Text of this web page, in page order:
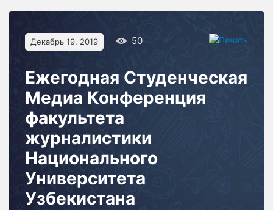
Декабрь 19, 2019 50
Ежегодная Студенческая
Медиа Конференция
факультета
журналистики
Национального
Университета
Узбекистана